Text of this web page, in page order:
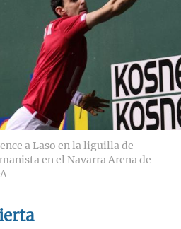
a Laso en la liguilla de
en el Navarra Arena de